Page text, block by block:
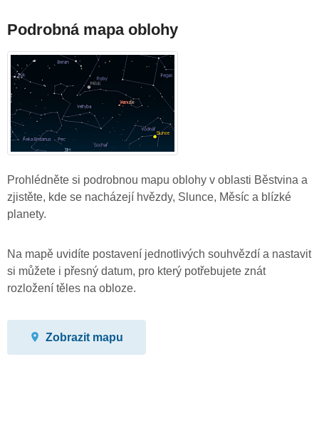
Podrobná mapa oblohy
Prohlédněte si podrobnou mapu oblohy v oblasti Běstvina a
zjistěte, kde se nacházejí hvězdy, Slunce, Měsíc a blízké
planety.
Na mapě uvidíte postavení jednotlivých souhvězdí a nastavit
si můžete i přesný datum, pro který potřebujete znát
rozložení těles na obloze.
Zobrazit mapu